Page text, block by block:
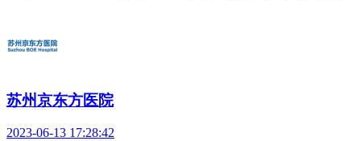
苏州京东方医院
2023-06-13 17:28:42